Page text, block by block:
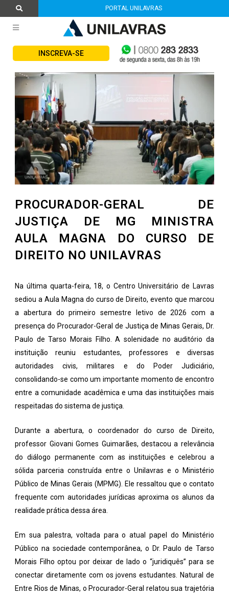
PORTAL UNILAVRAS
INSCREVA-SE
PROCURADOR-GERAL DE
JUSTIÇA DE MG MINISTRA
AULA MAGNA DO CURSO DE
DIREITO NO UNILAVRAS
Na última quarta-feira, 18, o Centro Universitário de Lavras
sediou a Aula Magna do curso de Direito, evento que marcou
a abertura do primeiro semestre letivo de 2026 com a
presença do Procurador-Geral de Justiça de Minas Gerais, Dr.
Paulo de Tarso Morais Filho. A solenidade no auditório da
instituição reuniu estudantes, professores e diversas
autoridades civis, militares e do Poder Judiciário,
consolidando-se como um importante momento de encontro
entre a comunidade acadêmica e uma das instituições mais
respeitadas do sistema de justiça.
Durante a abertura, o coordenador do curso de Direito,
professor Giovani Gomes Guimarães, destacou a relevância
do diálogo permanente com as instituições e celebrou a
sólida parceria construída entre o Unilavras e o Ministério
Público de Minas Gerais (MPMG). Ele ressaltou que o contato
frequente com autoridades jurídicas aproxima os alunos da
realidade prática dessa área.
Em sua palestra, voltada para o atual papel do Ministério
Público na sociedade contemporânea, o Dr. Paulo de Tarso
Morais Filho optou por deixar de lado o “juridiquês” para se
conectar diretamente com os jovens estudantes. Natural de
Entre Rios de Minas, o Procurador-Geral relatou sua trajetória